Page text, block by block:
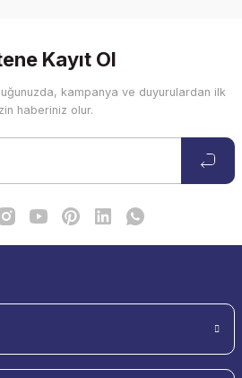
Kayıt Ol
kampanya ve duyurulardan ilk
haberiniz olur.